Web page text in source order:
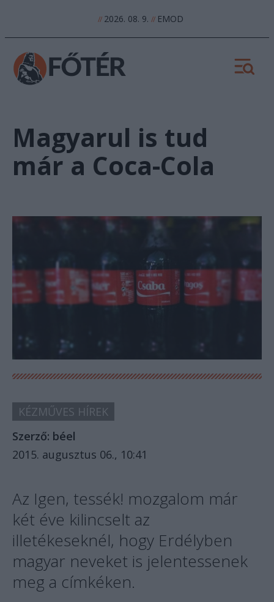
//2026. 08. 9. //EMOD
Magyarul is tud
már a Coca-Cola
KÉZMŰVES HÍREK
Szerző: béel
2015. augusztus 06., 10:41
Az Igen, tessék! mozgalom már
két éve kilincselt az
illetékeseknél, hogy Erdélyben
magyar neveket is jelentessenek
meg a címkéken.